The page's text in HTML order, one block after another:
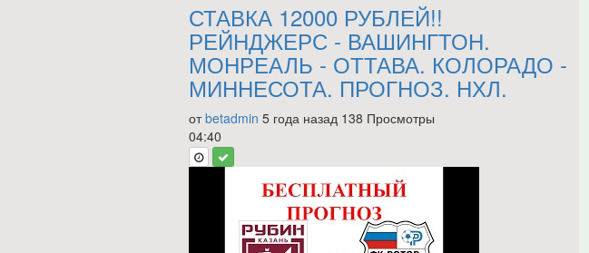
СТАВКА 12000 РУБЛЕЙ!!
РЕЙНДЖЕРС - ВАШИНГТОН.
МОНРЕАЛЬ - ОТТАВА. КОЛОРАДО -
МИННЕСОТА. ПРОГНОЗ. НХЛ.
отbetadmin 5 года назад 138 Просмотры
04:40